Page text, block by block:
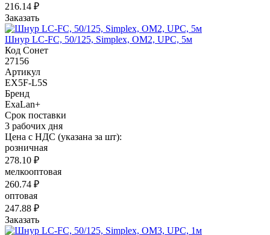
216.14 ₽
Заказать
Шнур LC-FC, 50/125, Simplex, OM2, UPC, 5м
Код Сонет
27156
Артикул
EX5F-L5S
Бренд
ExaLan+
Срок поставки
3 рабочих дня
Цена с НДС (указана за шт):
розничная
278.10 ₽
мелкооптовая
260.74 ₽
оптовая
247.88 ₽
Заказать